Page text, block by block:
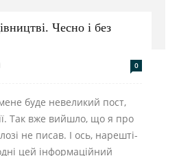
Чесно і без
0
буде невеликий пост,
Так вже вийшло, що я про
не писав. І ось, нарешті-
цей інформаційний